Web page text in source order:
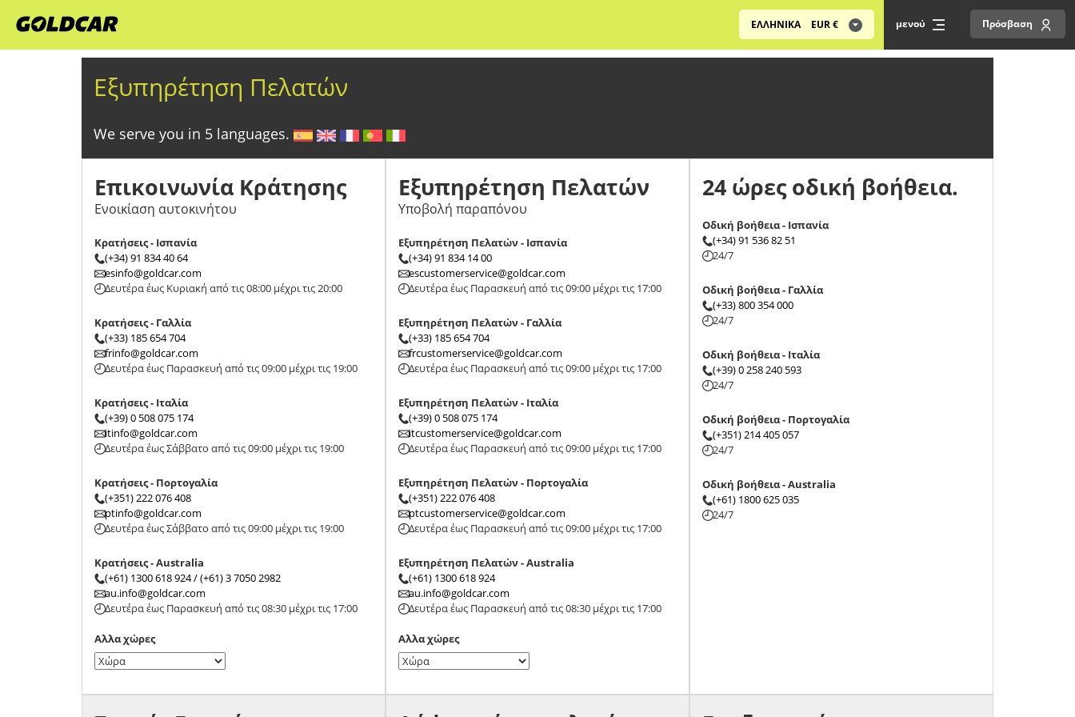
μενού Πρόσβαση
ΕΛΛΗΝΙΚΑ EUR€
Εξυπηρέτηση Πελατών
We serve you in 5 languages.
Επικοινωνία Κράτησης
Ενοικίαση αυτοκινήτου
Κρατήσεις - Ισπανία
(+34) 91 834 40 64
esinfo@goldcar.com
Δευτέρα έως Κυριακή από τις 08:00 μέχρι τις 20:00
Κρατήσεις - Γαλλία
(+33) 185 654 704
frinfo@goldcar.com
Δευτέρα έως Παρασκευή από τις 09:00 μέχρι τις 19:00
Κρατήσεις - Ιταλία
(+39) 0 508 075 174
itinfo@goldcar.com
Δευτέρα έως Σάββατο από τις 09:00 μέχρι τις 19:00
Κρατήσεις - Πορτογαλία
(+351) 222 076 408
ptinfo@goldcar.com
Δευτέρα έως Σάββατο από τις 09:00 μέχρι τις 19:00
Κρατήσεις - Australia
(+61) 1300 618 924 / (+61) 3 7050 2982
au.info@goldcar.com
Δευτέρα έως Παρασκευή από τις 08:30 μέχρι τις 17:00
Αλλα χώρες
Εξυπηρέτηση Πελατών
Υποβολή παραπόνου
Εξυπηρέτηση Πελατών - Ισπανία
(+34) 91 834 14 00
escustomerservice@goldcar.com
Δευτέρα έως Παρασκευή από τις 09:00 μέχρι τις 17:00
Εξυπηρέτηση Πελατών - Γαλλία
(+33) 185 654 704
frcustomerservice@goldcar.com
Δευτέρα έως Παρασκευή από τις 09:00 μέχρι τις 17:00
Εξυπηρέτηση Πελατών - Ιταλία
(+39) 0 508 075 174
itcustomerservice@goldcar.com
Δευτέρα έως Παρασκευή από τις 09:00 μέχρι τις 17:00
Εξυπηρέτηση Πελατών - Πορτογαλία
(+351) 222 076 408
ptcustomerservice@goldcar.com
Δευτέρα έως Παρασκευή από τις 09:00 μέχρι τις 17:00
Εξυπηρέτηση Πελατών - Australia
(+61) 1300 618 924
au.info@goldcar.com
Δευτέρα έως Παρασκευή από τις 08:30 μέχρι τις 17:00
Αλλα χώρες
24 ώρες οδική βοήθεια.
Οδική βοήθεια - Ισπανία
(+34) 91 536 82 51
24/7
Οδική βοήθεια - Γαλλία
(+33) 800 354 000
24/7
Οδική βοήθεια - Ιταλία
(+39) 0 258 240 593
24/7
Οδική βοήθεια - Πορτογαλία
(+351) 214 405 057
24/7
Οδική βοήθεια - Australia
(+61) 1800 625 035
24/7